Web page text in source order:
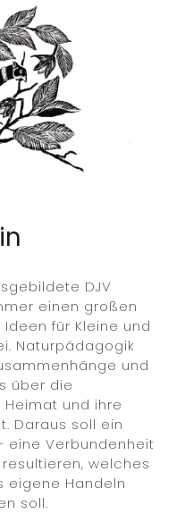
DJV
einen großen
für Kleine und
Naturpädagogik
und
über die
und ihre
Daraus soll ein
eine Verbundenheit
welches
eigene Handeln
soll.